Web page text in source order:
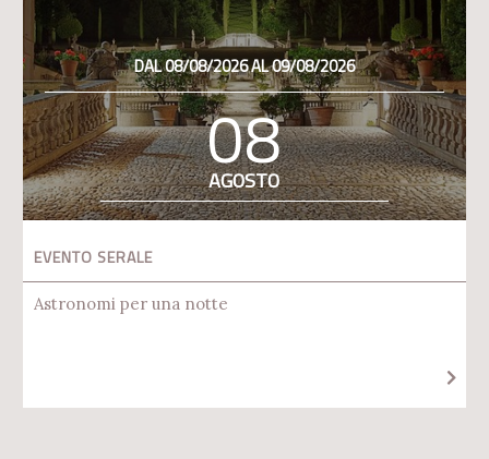
DAL 08/08/2026 AL 09/08/2026
08
AGOSTO
EVENTO SERALE
Astronomi per una notte